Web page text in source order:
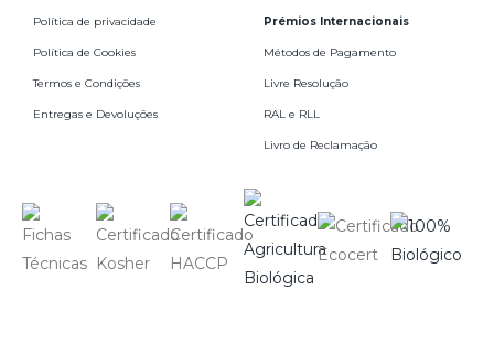
Política de privacidade
Política de Cookies
Termos e Condições
Entregas e Devoluções
Prémios Internacionais
Métodos de Pagamento
Livre Resolução
RAL e RLL
Livro de Reclamação